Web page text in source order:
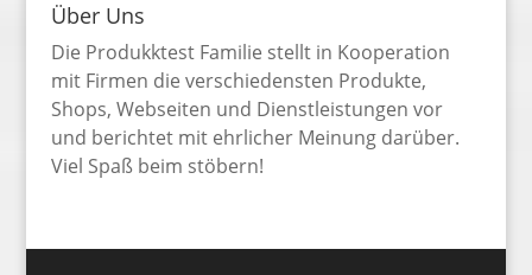
Über Uns
Die Produkktest Familie stellt in Kooperation
mit Firmen die verschiedensten Produkte,
Shops, Webseiten und Dienstleistungen vor
und berichtet mit ehrlicher Meinung darüber.
Viel Spaß beim stöbern!